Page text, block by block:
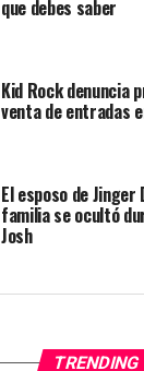
que debes saber
Kid Rock denuncia
venta de entradas
El esposo de
familia se ocultó
Josh
TRENDING